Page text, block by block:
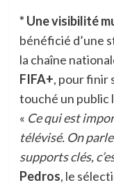
* Une visibilité
bénéficié d’une
la chaîne
FIFA+, pour finir
touché un public
« Ce qui est
télévisé. On
supports clés,
Pedros, le